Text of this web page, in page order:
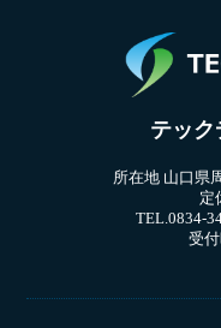
テッ
所在地 山口県
定
TEL.0834-
受